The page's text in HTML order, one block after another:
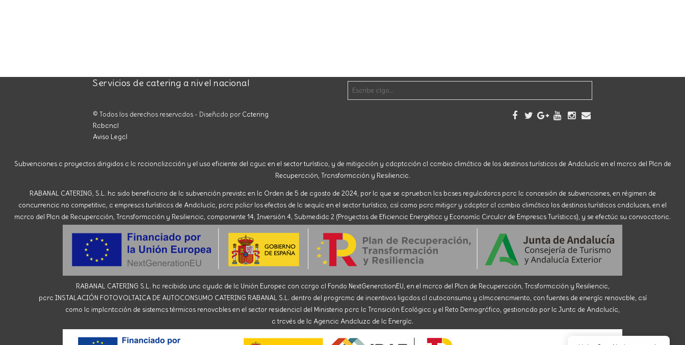
Servicios de catering a nivel nacional
© Todos los derechos reservados - Diseñado por Catering
Rabanal
Aviso Legal
Subvenciones a proyectos dirigidos a la racionalización y el uso eficiente del agua en el sector turístico, y de mitigación y adaptación al cambio climático de los destinos turísticos de Andalucía en el marco del Plan de
Recuperación, Transformación y Resiliencia.
RABANAL CATERING, S.L. ha sido beneficiario de la subvención prevista en la Orden de 5 de agosto de 2024, por la que se aprueban las bases reguladoras para la concesión de subvenciones, en régimen de
concurrencia no competitiva, a empresas turísticas de Andalucía, para paliar los efectos de la sequía en el sector turístico, así como para mitigar y adaptar al cambio climático los destinos turísticos andaluces, en el
marco del Plan de Recuperación, Transformación y Resiliencia, componente 14, Inversión 4, Submedida 2 (Proyectos de Eficiencia Energética y Economía Circular de Empresas Turísticas), y se efectúa su convocatoria.
RABANAL CATERING S.L. ha recibido una ayuda de la Unión Europea con cargo al Fondo NextGenerationEU, en el marco del Plan de Recuperación, Trasformación y Resiliencia,
para INSTALACIÓN FOTOVOLTAICA DE AUTOCONSUMO CATERING RABANAL S.L. dentro del programa de incentivos ligados al autoconsumo y almacenamiento, con fuentes de energía renovable, así
como la implantación de sistemas térmicos renovables en el sector residencial del Ministerio para la Transición Ecológica y el Reto Demográfico, gestionado por la Junta de Andalucía,
a través de la Agencia Andaluza de la Energía.